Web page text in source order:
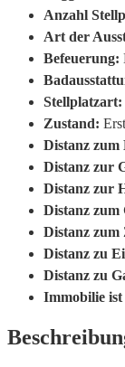
Anzahl
Art der
Befeuerung:
Stellplatzart:
Zustand:
Distanz
Distanz zur
Distanz zur
Distanz zum
Distanz
Distanz zu
Distanz zu
Immobilie